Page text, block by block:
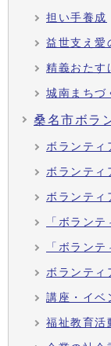
担い手養成
益世支え愛
精義おたす
城南まちづ
桑名市ボラ
ボランティ
ボランティ
ボランティ
「ボラン
「ボラン
ボランティ
講座・イベ
福祉教育活